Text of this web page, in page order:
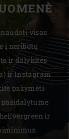
visas
į neribotų
ir dalykitės
ir Instagram
pažymėti
pasidalytume
ir